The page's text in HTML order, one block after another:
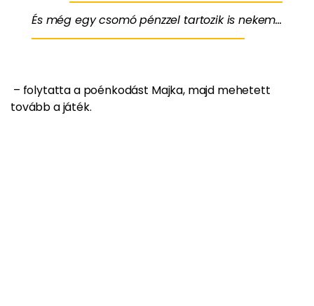
És még egy csomó pénzzel tartozik is nekem...
– folytatta a poénkodást Majka, majd mehetett
tovább a játék.